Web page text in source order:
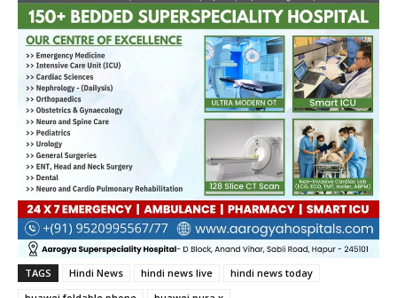
TAGS Hindi News hindi news live
hindi news today